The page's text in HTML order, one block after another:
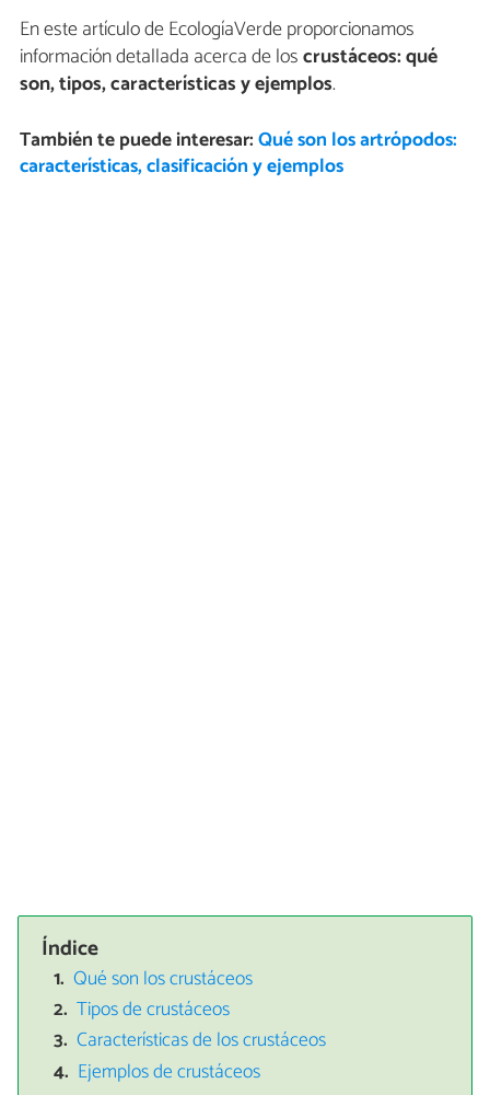
En este artículo de EcologíaVerde proporcionamos
información detallada acerca de loscrustáceos: qué
son, tipos, características y ejemplos.
También te puede interesar:Qué son los artrópodos:
características, clasificación y ejemplos
Índice
Qué son los crustáceos
Tipos de crustáceos
Características de los crustáceos
Ejemplos de crustáceos